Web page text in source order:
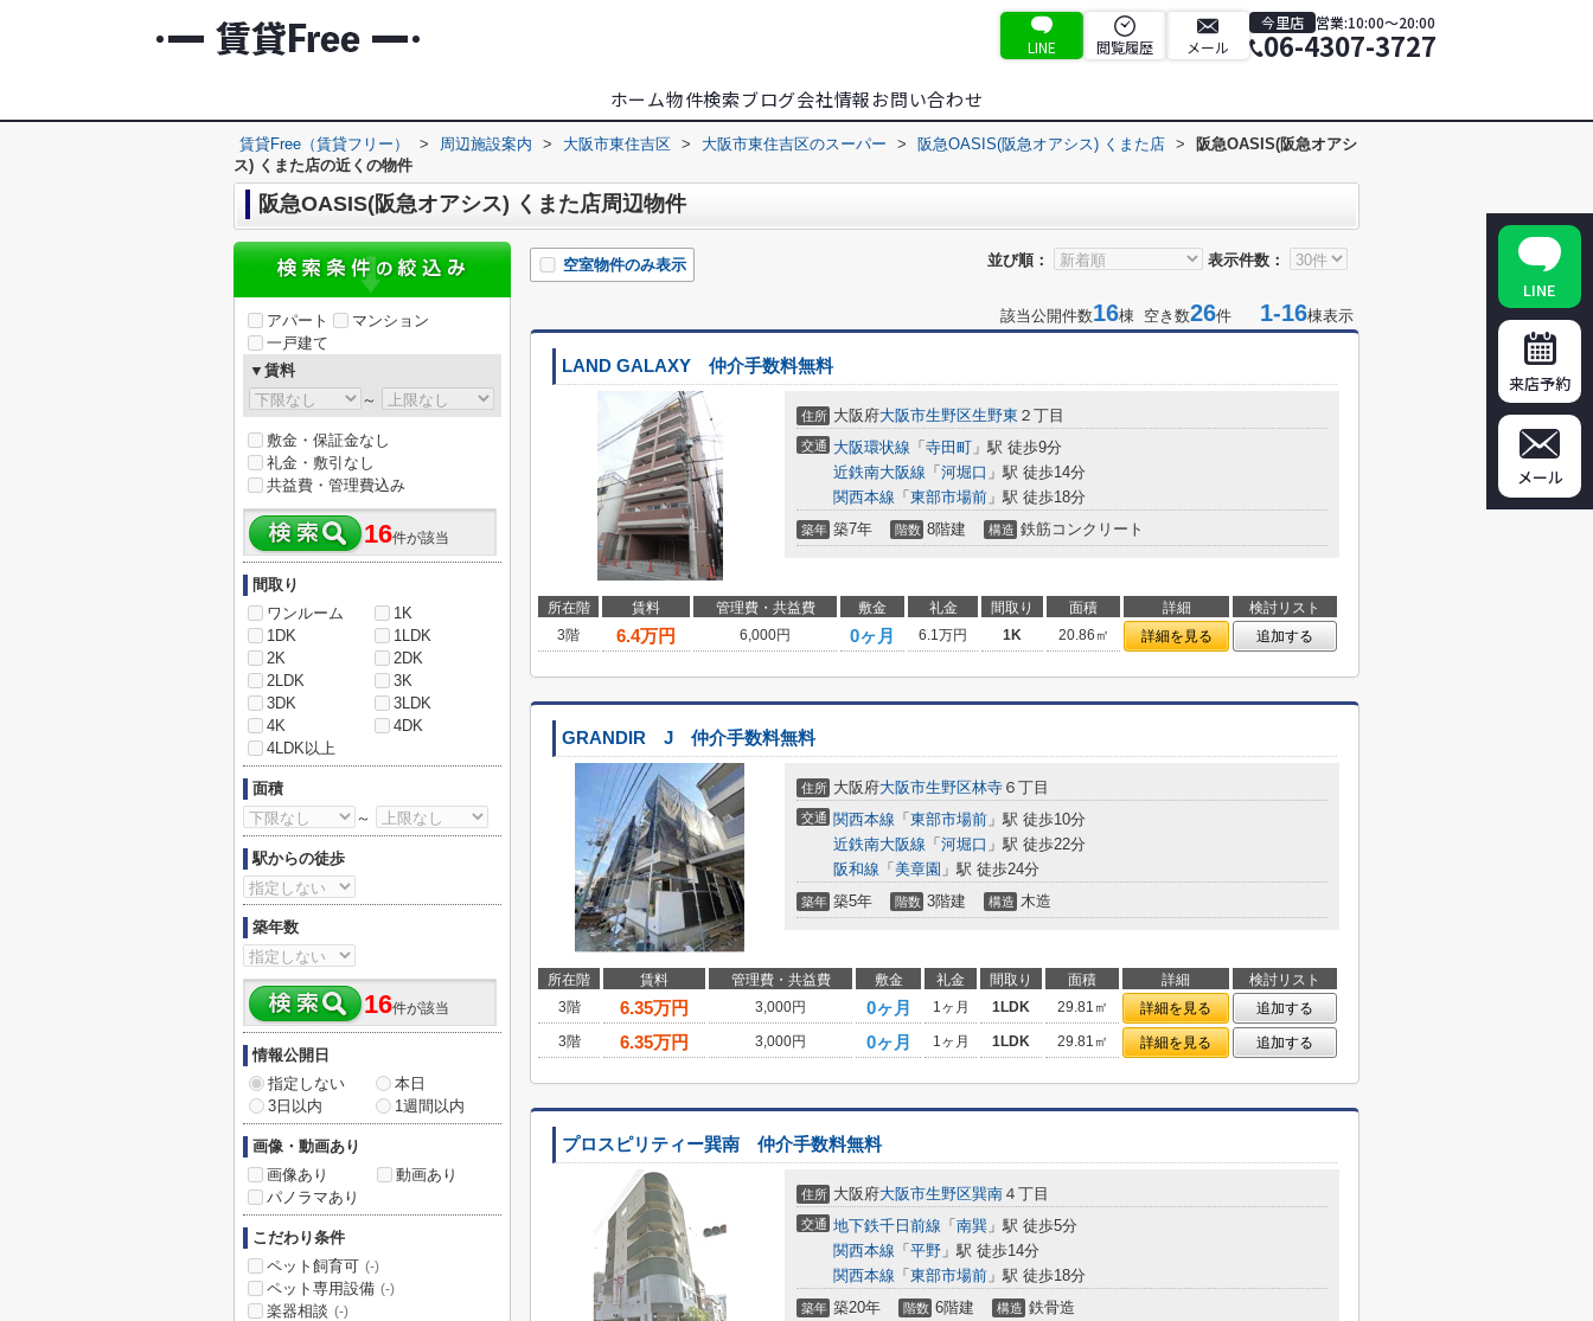
LINE 閲覧履歴 メール
今里店 営業:10:00～20:00
06-4307-3727
ホーム物件検索ブログ会社情報お問い合わせ
賃貸Free（賃貸フリー） > 周辺施設案内 > 大阪市東住吉区 > 大阪市東住吉区のスーパー > 阪急OASIS(阪急オアシス) くまた店 >
阪急OASIS(阪急オアシ
ス) くまた店の近くの物件
阪急OASIS(阪急オアシス) くまた店周辺物件
並び順： 表示件数：
空室物件のみ表示
該当公開件数16棟 空き数26件 1-16棟表示
LAND GALAXY 仲介手数料無料
住所 大阪府大阪市生野区生野東 ２丁目
交通 大阪環状線 「 寺田町 」駅 徒歩9分
近鉄南大阪線 「 河堀口 」駅 徒歩14分
関西本線 「 東部市場前 」駅 徒歩18分
築年 築7年 階数 8階建 構造 鉄筋コンクリート
所在階 賃料 管理費・共益費 敷金 礼金 間取り 面積 詳細
検討リスト
3階
6.4万円 6,000円 0ヶ月 6.1万円 1K 20.86㎡ 詳細を見る 追加する
GRANDIR J 仲介手数料無料
住所 大阪府大阪市生野区林寺 ６丁目
交通 関西本線 「 東部市場前 」駅 徒歩10分
近鉄南大阪線 「 河堀口 」駅 徒歩22分
阪和線 「 美章園 」駅 徒歩24分
築年 築5年 階数 3階建 構造 木造
所在階 賃料 管理費・共益費 敷金 礼金 間取り 面積 詳細
検討リスト
3階
6.35万円 3,000円 0ヶ月 1ヶ月 1LDK 29.81㎡ 詳細を見る
追加する
3階
6.35万円 3,000円 0ヶ月 1ヶ月 1LDK 29.81㎡ 詳細を見る 追加する
プロスピリティー巽南 仲介手数料無料
住所 大阪府大阪市生野区巽南 ４丁目
交通 地下鉄千日前線 「 南巽 」駅 徒歩5分
関西本線 「 平野 」駅 徒歩14分
関西本線 「 東部市場前 」駅 徒歩18分
築年 築20年 階数 6階建 構造 鉄骨造
アパート
マンション
一戸建て
▼賃料
～
敷金・保証金なし
礼金・敷引なし
共益費・管理費込み
16件が該当
間取り
ワンルーム
1K
1DK
1LDK
2K
2DK
2LDK
3K
3DK
3LDK
4K
4DK
4LDK以上
面積
～
駅からの徒歩
築年数
16件が該当
情報公開日
指定しない
本日
3日以内
1週間以内
画像・動画あり
画像あり
動画あり
パノラマあり
こだわり条件
ペット飼育可 (-)
ペット専用設備 (-)
楽器相談 (-)
LINE
来店予約
メール